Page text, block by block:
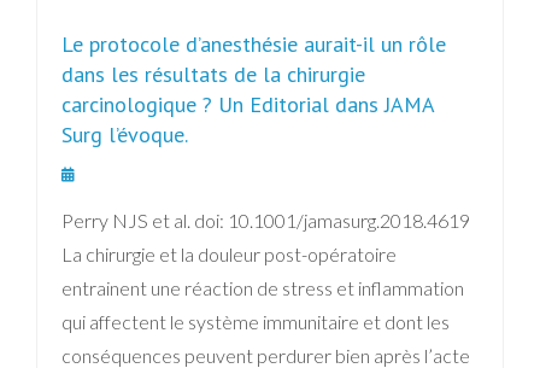
Le protocole d’anesthésie aurait-il un rôle
dans les résultats de la chirurgie
carcinologique ? Un Editorial dans JAMA
Surg l’évoque.
Perry NJS et al. doi: 10.1001/jamasurg.2018.4619
La chirurgie et la douleur post-opératoire
entrainent une réaction de stress et inflammation
qui affectent le système immunitaire et dont les
conséquences peuvent perdurer bien après l’acte